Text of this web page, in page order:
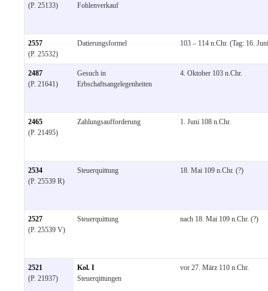
(P. 25133)
Fohlenverkauf
2557
(P. 25532)
Datierungsformel 103 – 114 n.Chr. (Tag: 16.
2487
(P. 21641)
Gesuch in
Erbschaftsangelegenheiten
4. Oktober 103 n.Chr.
2465
(P. 21495)
Zahlungsaufforderung 1. Juni 108 n.Chr.
2534
(P. 25539 R)
Steuerquittung 18. Mai 109 n.Chr. (?)
2527
(P. 25539 V)
Steuerquittung nach 18. Mai 109 n.Chr. (?)
2521
(P. 21937)
Kol. I
Steuerqittungen
vor 27. März 110 n.Chr.